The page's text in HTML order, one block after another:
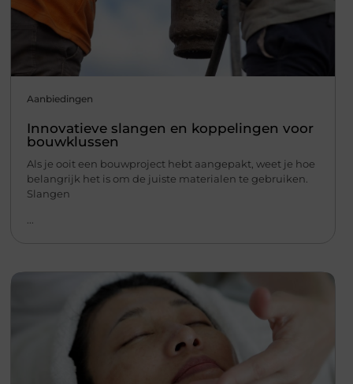
Aanbiedingen
Innovatieve slangen en koppelingen voor
bouwklussen
Als je ooit een bouwproject hebt aangepakt, weet je hoe
belangrijk het is om de juiste materialen te gebruiken.
Slangen
...